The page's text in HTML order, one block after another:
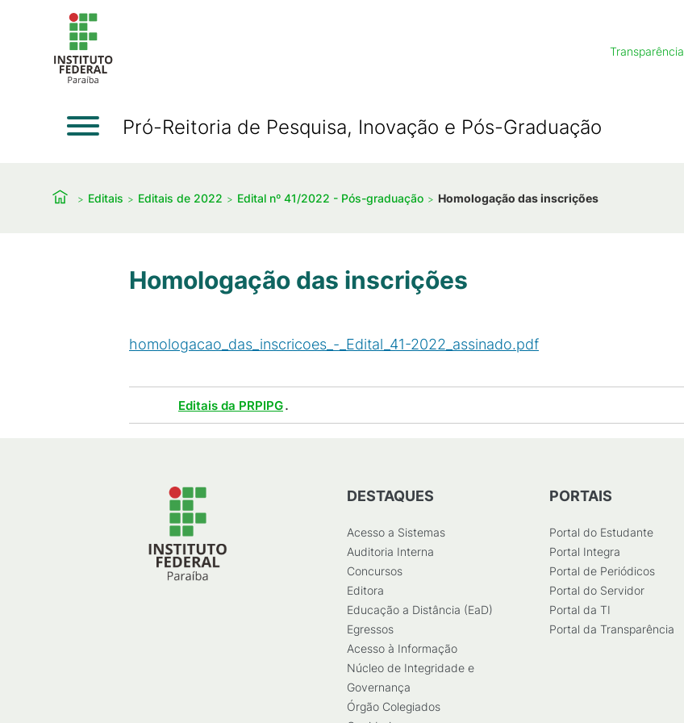
Transparência
Pró-Reitoria de Pesquisa, Inovação e Pós-Graduação
Editais Editais de 2022 Edital nº 41/2022 - Pós-graduação Homologação das inscrições
Homologação das inscrições
homologacao_das_inscricoes_-_Edital_41-2022_assinado.pdf
Editais da PRPIPG.
DESTAQUES
Acesso a Sistemas
Auditoria Interna
Concursos
Editora
Educação a Distância (EaD)
Egressos
Acesso à Informação
Núcleo de Integridade e
Governança
Órgão Colegiados
PORTAIS
Portal do Estudante
Portal Integra
Portal de Periódicos
Portal do Servidor
Portal da TI
Portal da Transparência